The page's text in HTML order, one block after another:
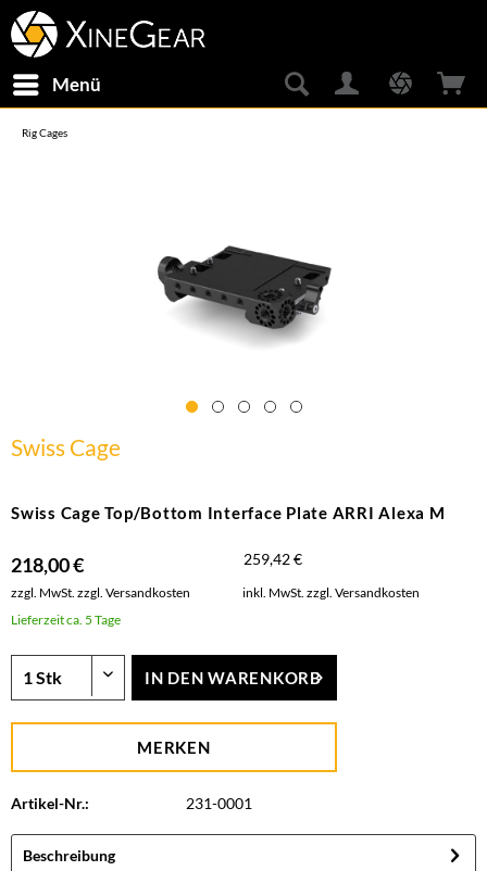
Menü
Rig Cages
Swiss Cage
Swiss Cage Top/Bottom Interface Plate ARRI Alexa M
218,00 € 259,42 €
zzgl. MwSt. zzgl. Versandkosten inkl. MwSt. zzgl. Versandkosten
Lieferzeit ca. 5 Tage
IN DEN WARENKORB
MERKEN
Artikel-Nr.: 231-0001
Beschreibung